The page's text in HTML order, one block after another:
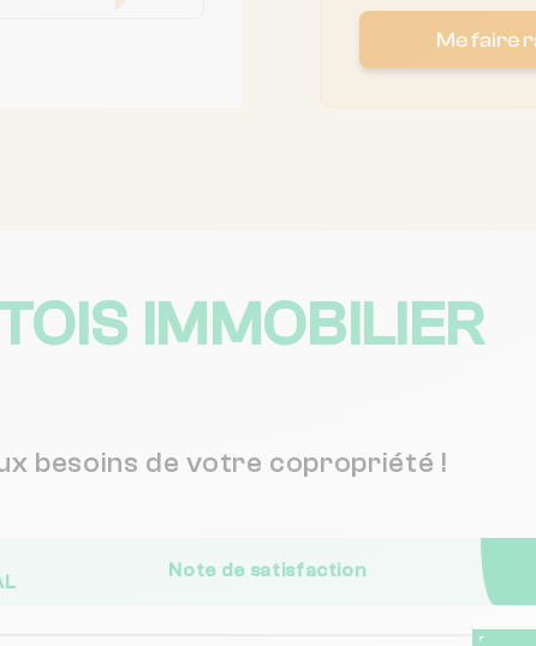
Me faire
IMMOBILIER
besoins de votre copropriété !
Note de satisfaction